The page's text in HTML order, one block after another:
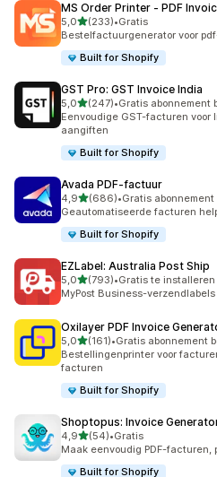
MS Order Printer ‑ PDF
5,0van 5 sterren
(233)
233 recensies in totaal
•Gratis
Bestelfactuurgenerator voor
Built for Shopify
GST Pro: GST Invoice India
5,0van 5 sterren
(247)
247 recensies in totaal
•Gratis abonnement
Eenvoudige GST-facturen voor
aangiften
Built for Shopify
Avada PDF‑factuur
4,9van 5 sterren
(686)
686 recensies in totaal
•Gratis
Geautomatiseerde facturen
Built for Shopify
EZLabel: Australia Post Ship
5,0van 5 sterren
(793)
793 recensies in totaal
•Gratis te installeren
MyPost Business-
Oxilayer PDF Invoice
5,0van 5 sterren
(161)
161 recensies in totaal
•Gratis abonnement
Bestellingenprinter voor
facturen
Built for Shopify
Shoptopus: Invoice
4,9van 5 sterren
(54)
54 recensies in totaal
•Gratis
Maak eenvoudig PDF-
Built for Shopify